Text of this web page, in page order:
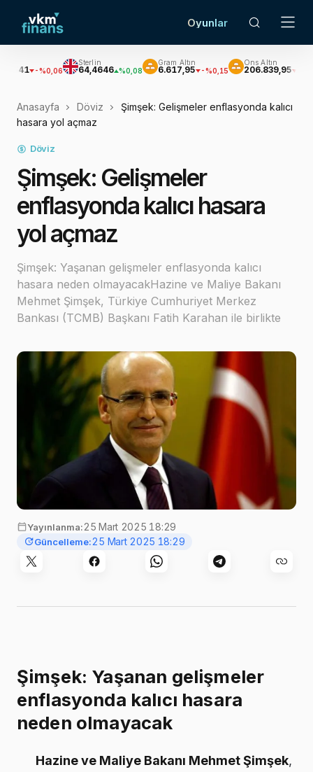
Oyunlar
-%0,06
Sterlin
64,4646 %0,08
Gram Altın
6.617,95 -%0,15
Ons Altın
206.839,95 -%0,15
Anasayfa Döviz
Şimşek: Gelişmeler enflasyonda kalıcı
hasara yol açmaz
Döviz
Şimşek: Gelişmeler
enflasyonda kalıcı hasara
yol açmaz
Şimşek: Yaşanan gelişmeler enflasyonda kalıcı
hasara neden olmayacakHazine ve Maliye Bakanı
Mehmet Şimşek, Türkiye Cumhuriyet Merkez
Bankası (TCMB) Başkanı Fatih Karahan ile birlikte
araya geldi.Ekonomim'in haberine göre, Hazine ve
Maliye Baka…
Yayınlanma:25 Mart 2025 18:29
Güncelleme:25 Mart 2025 18:29
Şimşek: Yaşanan gelişmeler
enflasyonda kalıcı hasara
neden olmayacak
Hazine ve Maliye Bakanı Mehmet Şimşek,